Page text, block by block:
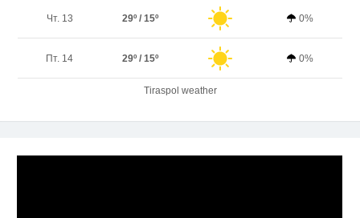
Чт. 13 29º / 15º 0%
Пт. 14 29º / 15º 0%
Tiraspol weather